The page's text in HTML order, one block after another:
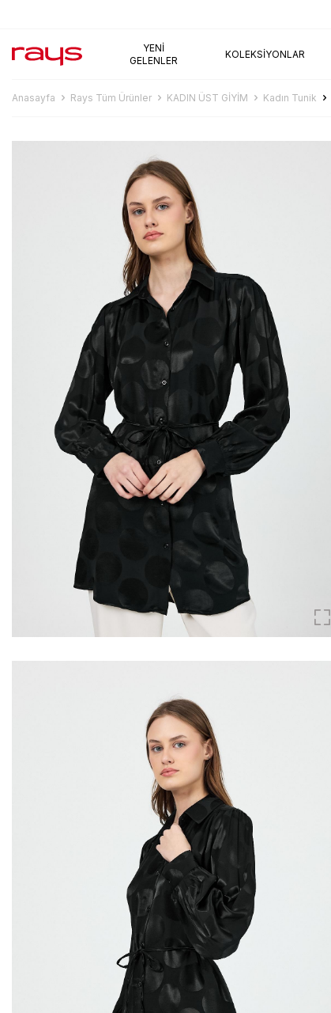
YENI
GELENLER
KOLEKSIYONLAR
Anasayfa Rays Tüm Ürünler KADIN ÜST GİYİM Kadın Tunik